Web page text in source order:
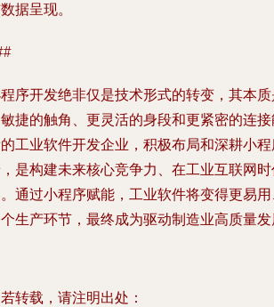
据呈现。
序开发绝非仅是技术形式的转变，其本
捷的触角、更灵活的身段和更紧密的连
工业软件开发企业，积极布局和深耕小
是构建未来核心竞争力、在工业互联网
通过小程序赋能，工业软件将变得更易
生产环节，最终成为驱动制造业高质量
转载，请注明出处：